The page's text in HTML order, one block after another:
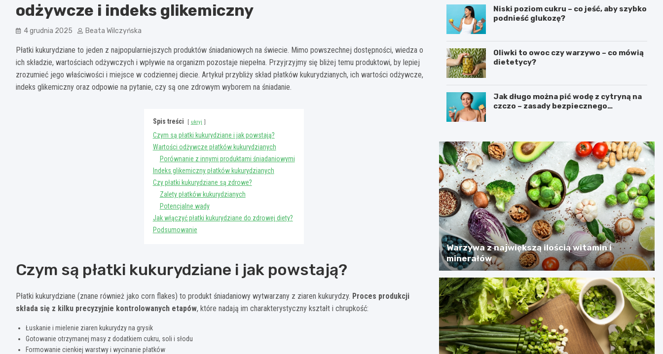
odżywcze i indeks glikemiczny
4 grudnia 2025 Beata Wilczyńska
Płatki kukurydziane to jeden z najpopularniejszych produktów śniadaniowych na świecie. Mimo powszechnej dostępności, wiedza o
ich składzie, wartościach odżywczych i wpływie na organizm pozostaje niepełna. Przyjrzyjmy się bliżej temu produktowi, by lepiej
zrozumieć jego właściwości i miejsce w codziennej diecie. Artykuł przybliży skład płatków kukurydzianych, ich wartości odżywcze,
indeks glikemiczny oraz odpowie na pytanie, czy są one zdrowym wyborem na śniadanie.
Spis treści ukryj
Czym są płatki kukurydziane i jak powstają?
Wartości odżywcze płatków kukurydzianych
Porównanie z innymi produktami śniadaniowymi
Indeks glikemiczny płatków kukurydzianych
Czy płatki kukurydziane są zdrowe?
Zalety płatków kukurydzianych
Potencjalne wady
Jak włączyć płatki kukurydziane do zdrowej diety?
Podsumowanie
Czym są płatki kukurydziane i jak powstają?
Płatki kukurydziane (znane również jako corn flakes) to produkt śniadaniowy wytwarzany z ziaren kukurydzy. Proces produkcji
składa się z kilku precyzyjnie kontrolowanych etapów, które nadają im charakterystyczny kształt i chrupkość:
Łuskanie i mielenie ziaren kukurydzy na grysik
Gotowanie otrzymanej masy z dodatkiem cukru, soli i słodu
Formowanie cienkiej warstwy i wycinanie płatków
Niski poziom cukru – co jeść, aby szybko
podnieść glukozę?
Oliwki to owoc czy warzywo – co mówią
dietetycy?
Jak długo można pić wodę z cytryną na
czczo – zasady bezpiecznego
Warzywa z największą ilością witamin i
minerałów